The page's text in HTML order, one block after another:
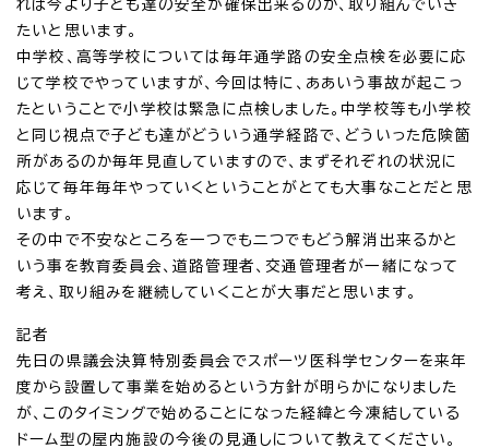
れば今より子ども達の安全が確保出来るのか、取り組んでいき
たいと思います。
中学校、高等学校については毎年通学路の安全点検を必要に応
じて学校でやっていますが、今回は特に、ああいう事故が起こっ
たということで小学校は緊急に点検しました。中学校等も小学校
と同じ視点で子ども達がどういう通学経路で、どういった危険箇
所があるのか毎年見直していますので、まずそれぞれの状況に
応じて毎年毎年やっていくということがとても大事なことだと思
います。
その中で不安なところを一つでも二つでもどう解消出来るかと
いう事を教育委員会、道路管理者、交通管理者が一緒になって
考え、取り組みを継続していくことが大事だと思います。
記者
先日の県議会決算特別委員会でスポーツ医科学センターを来年
度から設置して事業を始めるという方針が明らかになりました
が、このタイミングで始めることになった経緯と今凍結している
ドーム型の屋内施設の今後の見通しについて教えてください。